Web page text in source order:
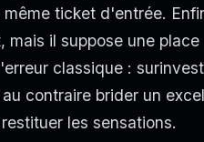
ticket d'entrée.
il suppose une place
classique :
contraire brider un
les sensations.